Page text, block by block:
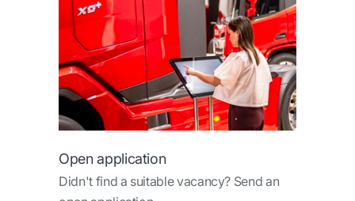
Open application
Didn't find a suitable vacancy? Send an